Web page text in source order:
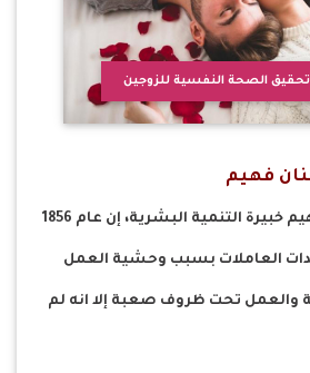
الصحة النفسية للزوجين
فهيم
قالت الدكتورة حنان فهيم خبيرة التنمية البشرية، إن عام 1856
العاملات بسبب وحشية العمل
والعمل تحت ظروف صعبة إلا انه لم